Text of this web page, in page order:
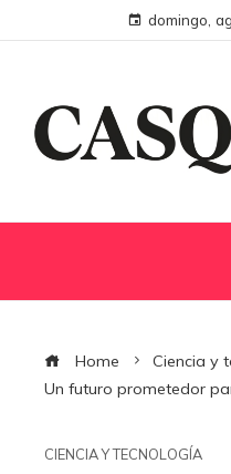
domingo,
Home
Ciencia y
Un futuro prometedor
CIENCIA Y TECNOLOGÍA